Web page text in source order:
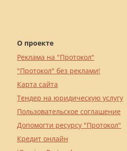
О проекте
Реклама на "Протокол"
"Протокол" без реклами!
Карта сайта
Тендер на юридическую услугу
Пользовательское соглашение
Допомогти ресурсу "Протокол"
Кредит онлайн